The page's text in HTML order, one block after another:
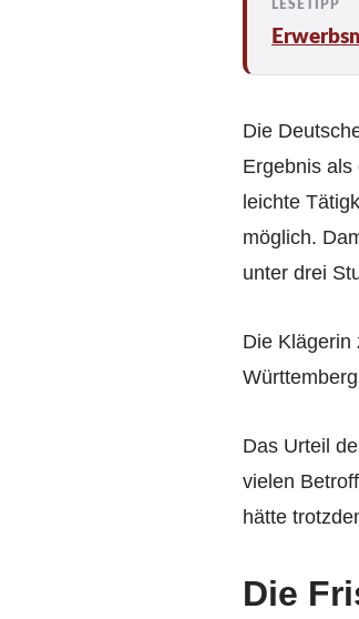
Die
Ergebnis
leichte
möglich.
unter drei
Die Klägerin
Das Urteil
vielen
hätte
Die